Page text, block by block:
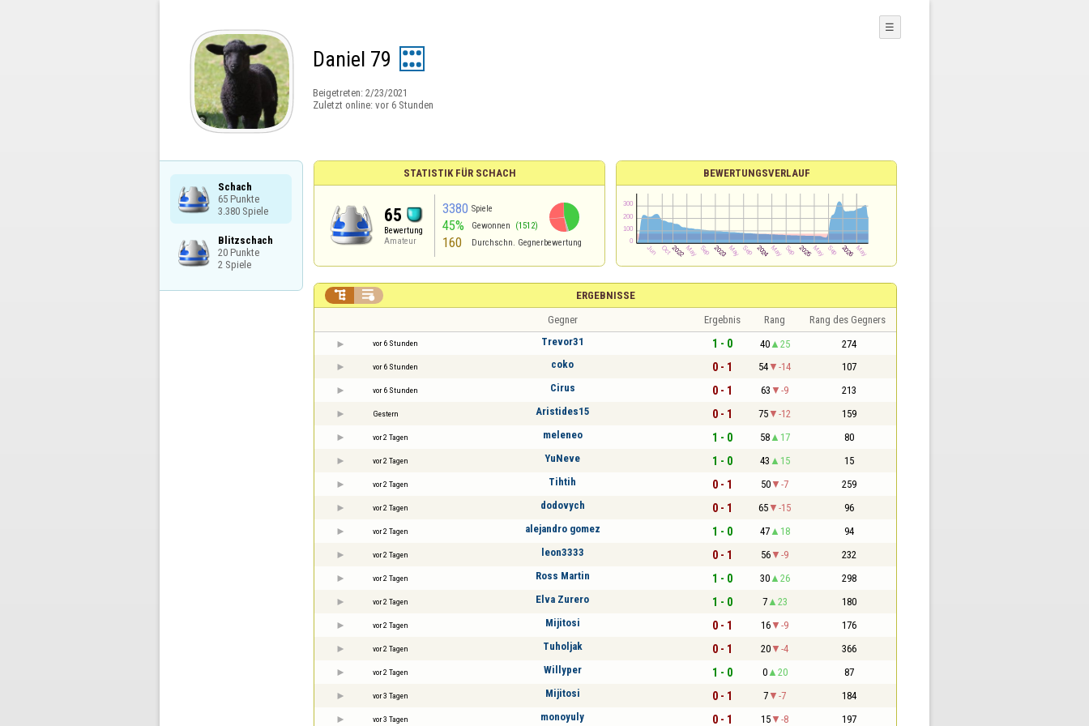
Daniel 79
Beigetreten: 2/23/2021
Zuletzt online: vor 6 Stunden
☰
Schach
65 Punkte
3.380 Spiele
Blitzschach
20 Punkte
2 Spiele
STATISTIK FÜR SCHACH
65
Bewertung
Amateur
3380 Spiele
45% Gewonnen (1512)
160 Durchschn. Gegnerbewertung
BEWERTUNGSVERLAUF
ERGEBNISSE
 
Gegner Ergebnis Rang Rang des Gegners
vor 6 Stunden Trevor31 1 - 0 40 25 274
vor 6 Stunden coko 0 - 1 54 -14 107
vor 6 Stunden Cirus 0 - 1 63 -9 213
Gestern Aristides15 0 - 1 75 -12 159
vor 2 Tagen meleneo 1 - 0 58 17 80
vor 2 Tagen YuNeve 1 - 0 43 15 15
vor 2 Tagen Tihtih 0 - 1 50 -7 259
vor 2 Tagen dodovych 0 - 1 65 -15 96
vor 2 Tagen alejandro gomez 1 - 0 47 18 94
vor 2 Tagen leon3333 0 - 1 56 -9 232
vor 2 Tagen Ross Martin 1 - 0 30 26 298
vor 2 Tagen Elva Zurero 1 - 0 7 23 180
vor 2 Tagen Mijitosi 0 - 1 16 -9 176
vor 2 Tagen Tuholjak 0 - 1 20 -4 366
vor 2 Tagen Willyper 1 - 0 0 20 87
vor 3 Tagen Mijitosi 0 - 1 7 -7 184
vor 3 Tagen monoyuly 0 - 1 15 -8 197